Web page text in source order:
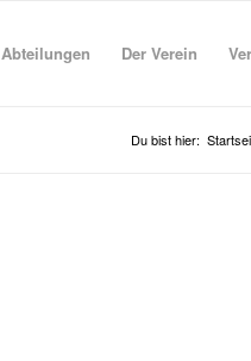
Abteilungen Der Verein
Du bist hier: